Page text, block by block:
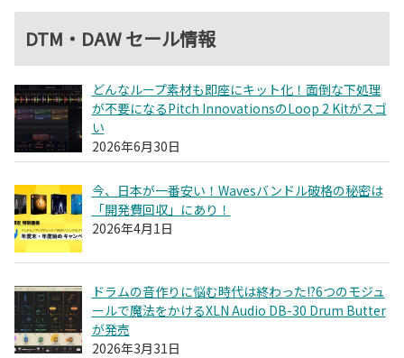
DTM・DAW セール情報
どんなループ素材も即座にキット化！面倒な下処理
が不要になるPitch InnovationsのLoop 2 Kitがスゴ
い
2026年6月30日
今、日本が一番安い！Wavesバンドル破格の秘密は
「開発費回収」にあり！
2026年4月1日
ドラムの音作りに悩む時代は終わった!?6つのモジュ
ールで魔法をかけるXLN Audio DB-30 Drum Butter
が発売
2026年3月31日